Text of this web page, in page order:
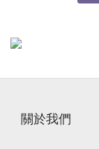
分鐘！敷完清水洗
用了這套保養組合
建議大家，底妝不
關於我們